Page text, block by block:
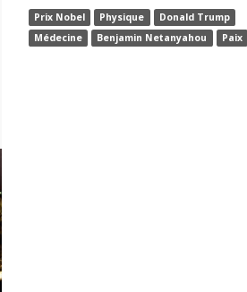
Prix Nobel Physique
Donald Trump
Médecine
Benjamin Netanyahou Paix